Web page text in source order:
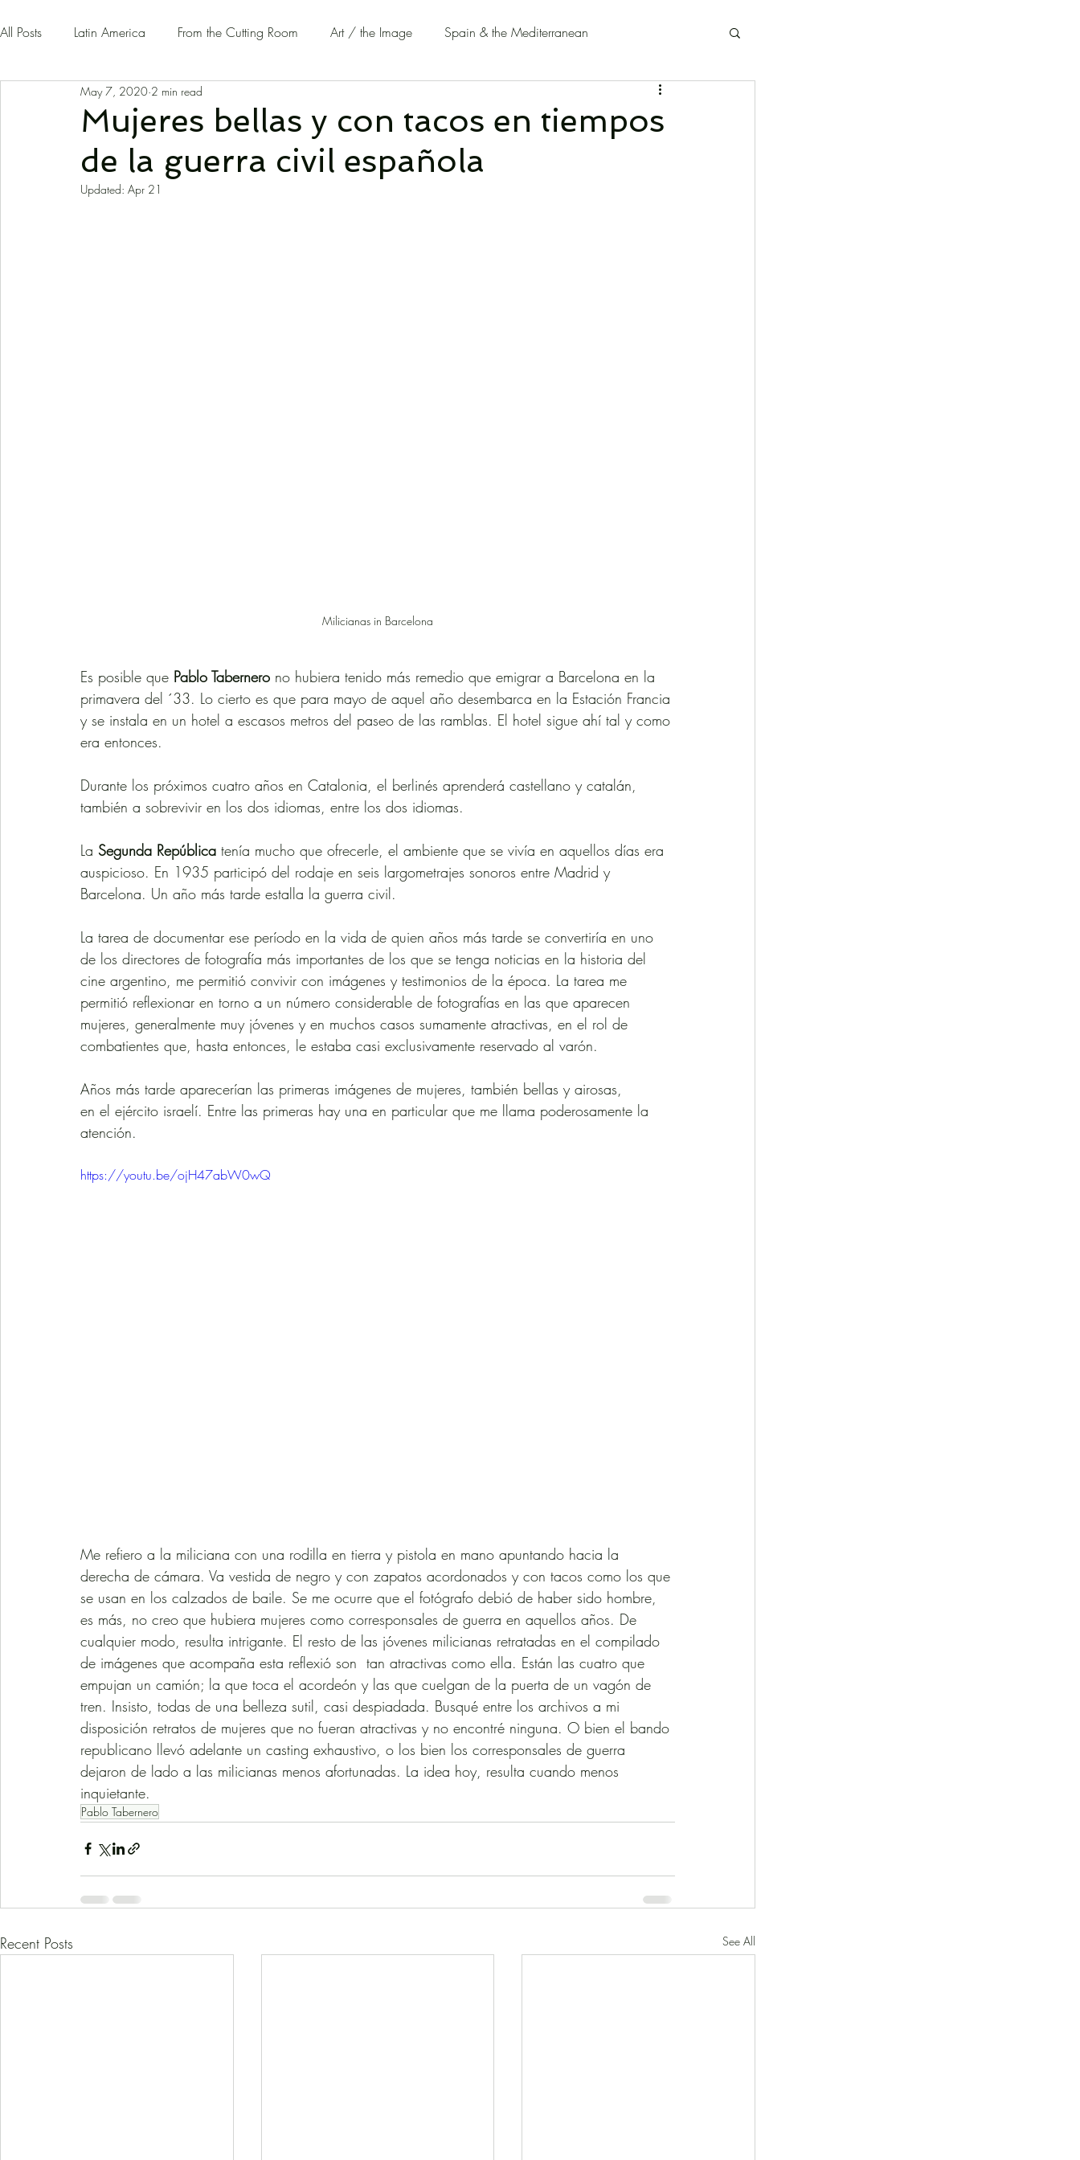
All Posts Latin America From the Cutting Room Art / the Image Spain & the Mediterranean
Guest Writers | Opinion On The Road
Mujeres bellas y con tacos en tiempos
de la guerra civil española
May 7, 2020 2 min read
Updated: Apr 21
Milicianas in Barcelona
Es posible que Pablo Tabernero no hubiera tenido más remedio que emigrar a Barcelona en la
primavera del ´33. Lo cierto es que para mayo de aquel año desembarca en la Estación Francia
y se instala en un hotel a escasos metros del paseo de las ramblas. El hotel sigue ahí tal y como
era entonces.
Durante los próximos cuatro años en Catalonia, el berlinés aprenderá castellano y catalán,
también a sobrevivir en los dos idiomas, entre los dos idiomas.
La Segunda República tenía mucho que ofrecerle, el ambiente que se vivía en aquellos días era
auspicioso. En 1935 participó del rodaje en seis largometrajes sonoros entre Madrid y
Barcelona. Un año más tarde estalla la guerra civil.
La tarea de documentar ese período en la vida de quien años más tarde se convertiría en uno
de los directores de fotografía más importantes de los que se tenga noticias en la historia del
cine argentino, me permitió convivir con imágenes y testimonios de la época. La tarea me
permitió reflexionar en torno a un número considerable de fotografías en las que aparecen
mujeres, generalmente muy jóvenes y en muchos casos sumamente atractivas, en el rol de
combatientes que, hasta entonces, le estaba casi exclusivamente reservado al varón.
Años más tarde aparecerían las primeras imágenes de mujeres, también bellas y airosas,
en el ejército israelí. Entre las primeras hay una en particular que me llama poderosamente la
atención.
https://youtu.be/ojH47abW0wQ
Me refiero a la miliciana con una rodilla en tierra y pistola en mano apuntando hacia la
derecha de cámara. Va vestida de negro y con zapatos acordonados y con tacos como los que
se usan en los calzados de baile. Se me ocurre que el fotógrafo debió de haber sido hombre,
es más, no creo que hubiera mujeres como corresponsales de guerra en aquellos años. De
cualquier modo, resulta intrigante. El resto de las jóvenes milicianas retratadas en el compilado
de imágenes que acompaña esta reflexió son  tan atractivas como ella. Están las cuatro que
empujan un camión; la que toca el acordeón y las que cuelgan de la puerta de un vagón de
tren. Insisto, todas de una belleza sutil, casi despiadada. Busqué entre los archivos a mi
disposición retratos de mujeres que no fueran atractivas y no encontré ninguna. O bien el bando
republicano llevó adelante un casting exhaustivo, o los bien los corresponsales de guerra
dejaron de lado a las milicianas menos afortunadas. La idea hoy, resulta cuando menos
inquietante.
Pablo Tabernero
Recent Posts See All